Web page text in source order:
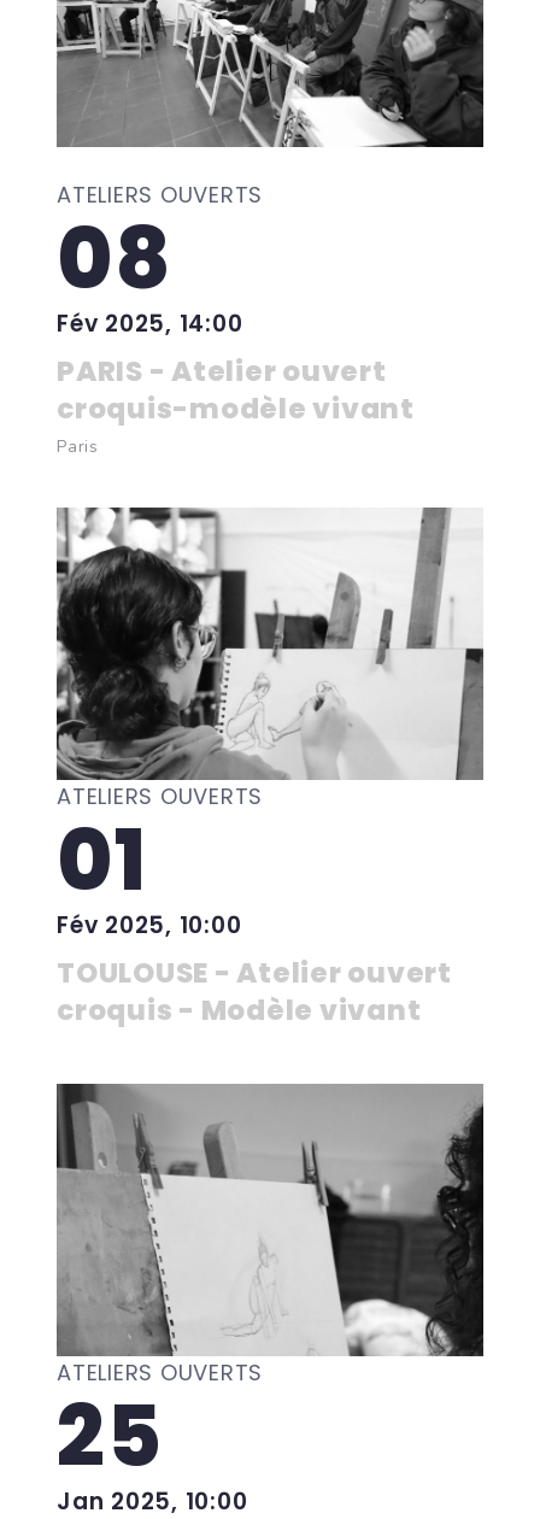
ATELIERS OUVERTS
08
Fév 2025, 14:00
PARIS - Atelier ouvert
croquis-modèle vivant
Paris
ATELIERS OUVERTS
01
Fév 2025, 10:00
TOULOUSE - Atelier ouvert
croquis - Modèle vivant
ATELIERS OUVERTS
25
Jan 2025, 10:00